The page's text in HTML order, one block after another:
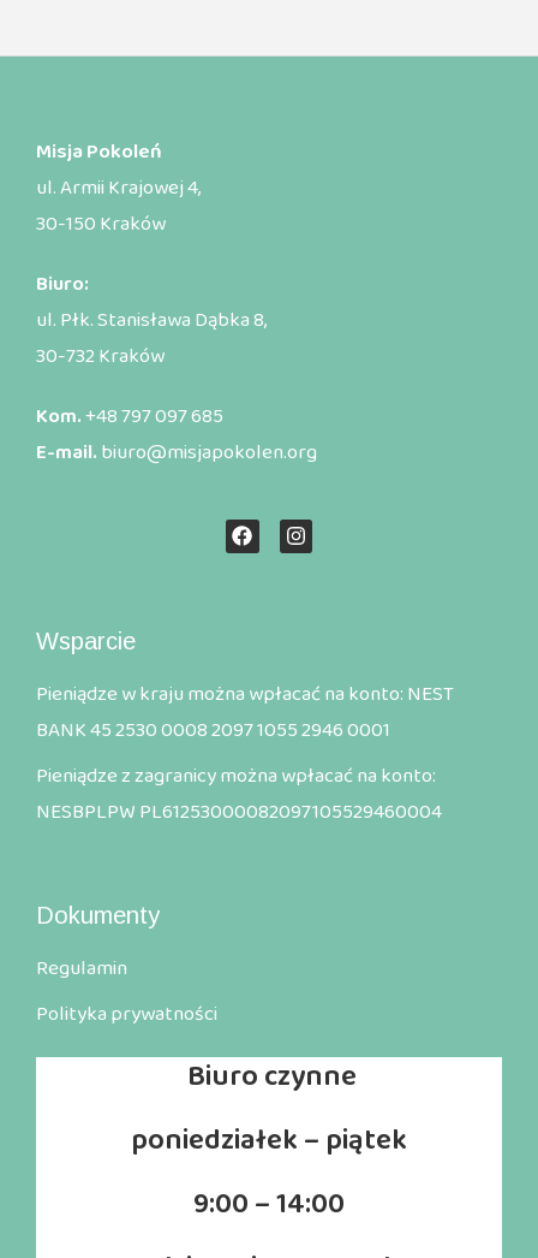
Misja Pokoleń
ul. Armii Krajowej 4,
30-150 Kraków
Biuro:
ul. Płk. Stanisława Dąbka 8,
30-732 Kraków
Kom.+48 797 097 685
E-mail.biuro@misjapokolen.org
Wsparcie
Pieniądze w kraju można wpłacać na konto: NEST
BANK 45 2530 0008 2097 1055 2946 0001
Pieniądze z zagranicy można wpłacać na konto:
NESBPLPW PL61253000082097105529460004
Dokumenty
Regulamin
Polityka prywatności
Biuroczynne
poniedziałek – piątek
9:00 – 14:00